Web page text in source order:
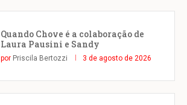
Quando Chove é a colaboração de
Laura Pausini e Sandy
por Priscila Bertozzi 3 de agosto de 2026